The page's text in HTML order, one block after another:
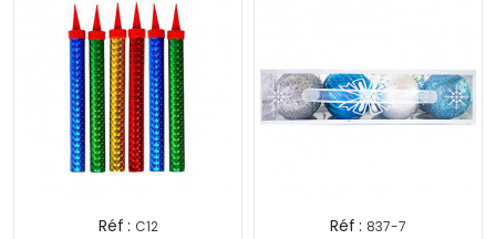
Réf : C12 Réf : 837-7